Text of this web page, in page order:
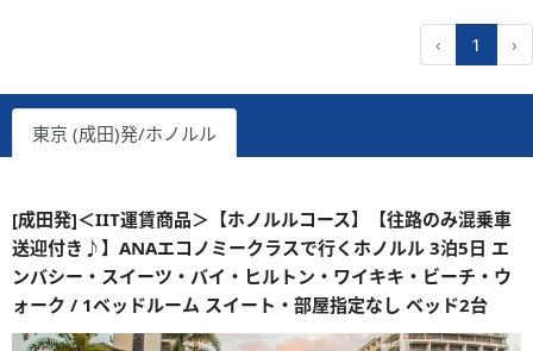
‹ 1 ›
東京 (成田)発/ホノルル
[成田発]＜IIT運賃商品＞【ホノルルコース】【往路のみ混乗車
送迎付き♪】ANAエコノミークラスで行くホノルル 3泊5日 エ
ンバシー・スイーツ・バイ・ヒルトン・ワイキキ・ビーチ・ウ
ォーク / 1ベッドルーム スイート・部屋指定なし ベッド2台